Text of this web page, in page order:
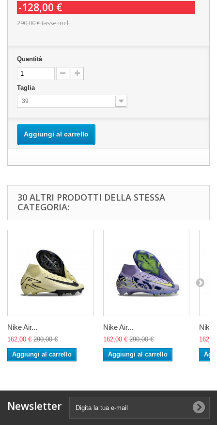
-128,00 €
290,00 €tasse incl.
Quantità
Taglia
39
Aggiungi al carrello
30 ALTRI PRODOTTI DELLA STESSA
CATEGORIA:
Nike Air...
162,00 € 290,00 €
Aggiungi al carrello
Nike Air...
162,00 € 290,00 €
Aggiungi al carrello
Nike
Newsletter